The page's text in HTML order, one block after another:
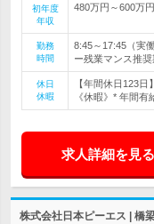
初年度
年収
480万円～600万円
勤務
時間
8:45～17:45（実
ー残業マンス推
休日
休暇
【年間休日123
《休暇》* 年間有
求人詳細を見る
株式会社日本ピーエス | 橋